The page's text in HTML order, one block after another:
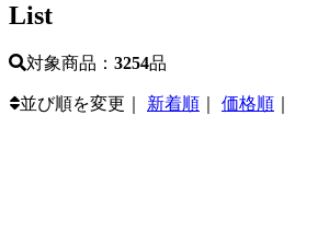
List
対象商品： 3254品
並び順を変更｜ 新着順 価格順